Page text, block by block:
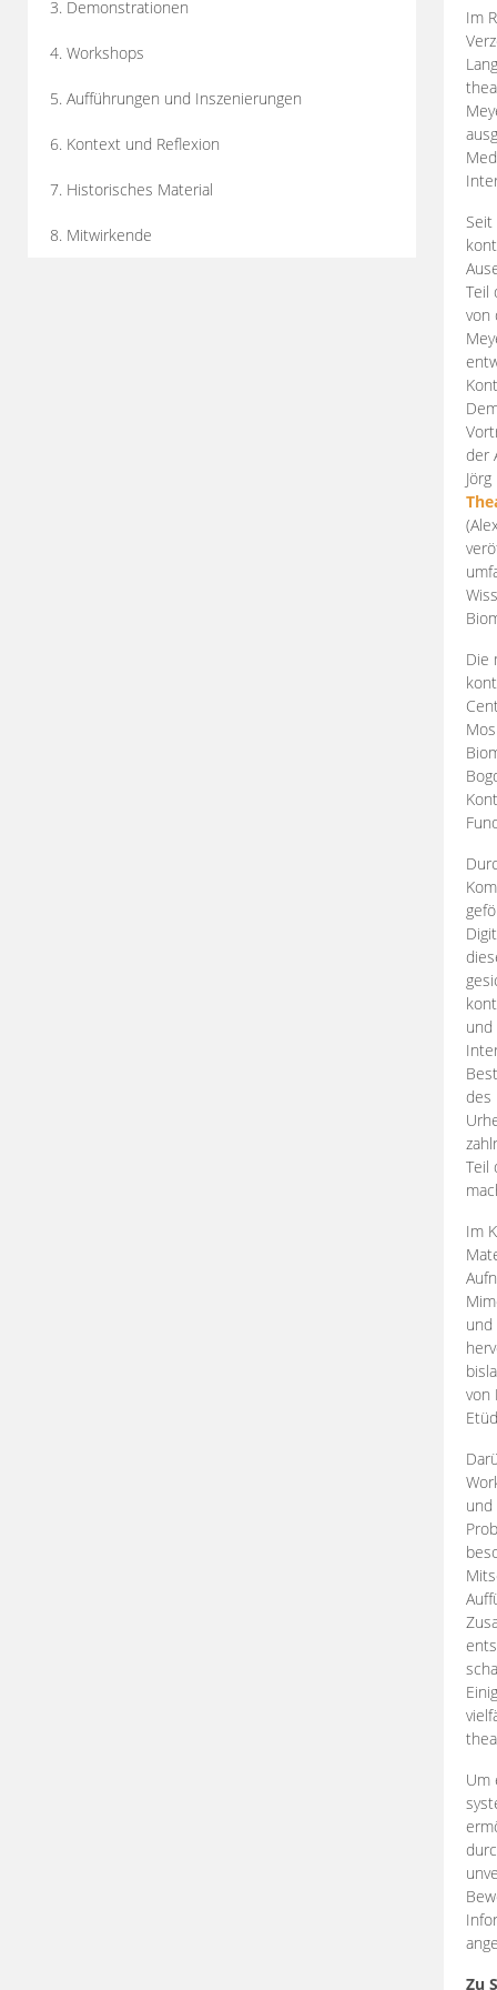
3. Demonstrationen
4. Workshops
5. Aufführungen und Inszenierungen
6. Kontext und Reflexion
7. Historisches Material
8. Mitwirkende
Im
Teil
von
der
Die
des
Teil
Im
und
von
und
Um
Zu